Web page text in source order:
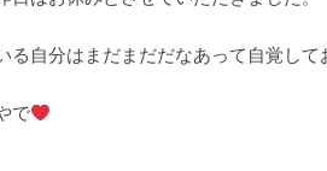
る自分はまだまだだなあって自覚し
で